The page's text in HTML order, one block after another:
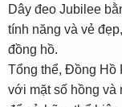
Dây đeo Jubilee
tính năng và vẻ
đồng hồ.
Tổng thể, Đồng Hồ
với mặt số hồng và